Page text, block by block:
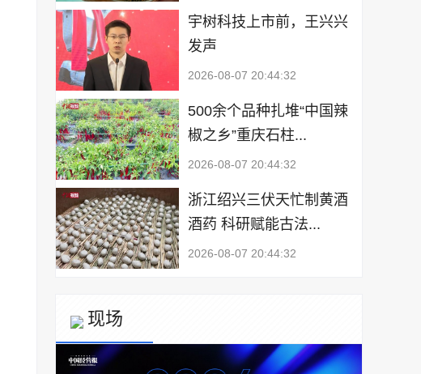
宇树科技上市前，王兴兴
发声
2026-08-07 20:44:32
500余个品种扎堆“中国辣
椒之乡”重庆石柱...
2026-08-07 20:44:32
浙江绍兴三伏天忙制黄酒
酒药 科研赋能古法...
2026-08-07 20:44:32
现场